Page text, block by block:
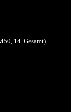
14. Gesamt)